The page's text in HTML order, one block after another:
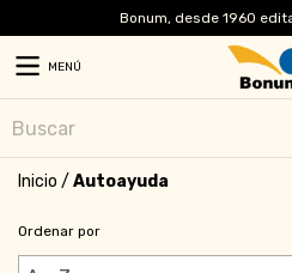
Bonum, desde 1960
MENÚ
Inicio / Autoayuda
Ordenar por